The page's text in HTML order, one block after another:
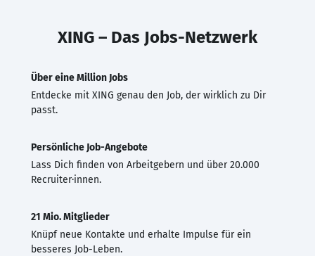
XING – Das Jobs-Netzwerk
Über eine Million Jobs
Entdecke mit XING genau den Job, der wirklich zu Dir
passt.
Persönliche Job-Angebote
Lass Dich finden von Arbeitgebern und über 20.000
Recruiter·innen.
21 Mio. Mitglieder
Knüpf neue Kontakte und erhalte Impulse für ein
besseres Job-Leben.